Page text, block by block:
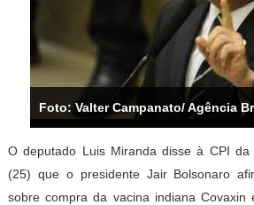
Foto: Valter Campanato/ Agência
O deputado Luis Miranda disse à CPI da
(25) que o presidente Jair Bolsonaro
sobre compra da vacina indiana Covaxin